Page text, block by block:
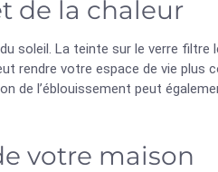
de la chaleur
soleil. La teinte sur le verre filtre
rendre votre espace de vie plus
de l’éblouissement peut
votre maison